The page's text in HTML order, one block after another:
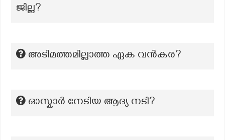
ജില്ല?
അടിമത്തമില്ലാത്ത ഏക വൻകര?
ഓസ്കാർ നേടിയ ആദ്യ നടി?